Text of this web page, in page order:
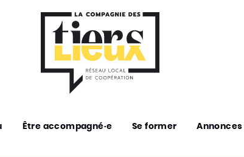
Être accompagné·e Se former Annonces